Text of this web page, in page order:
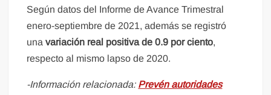
Según datos del Informe de Avance Trimestral
enero-septiembre de 2021, además se registró
unavariación real positiva de 0.9 por ciento,
respecto al mismo lapso de 2020.
-Información relacionada: Prevén autoridades